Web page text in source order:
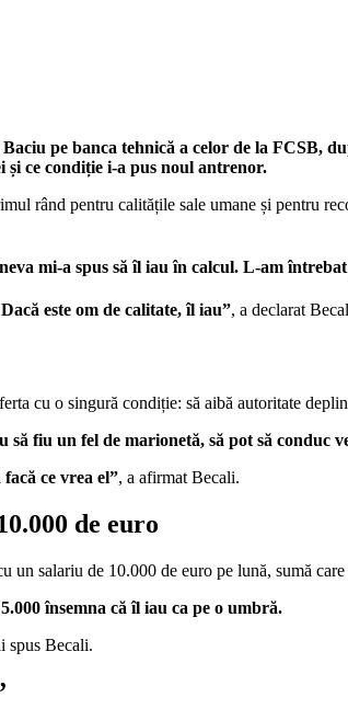
pe banca tehnică a celor de la FCSB,
și ce condiție i-a pus noul antrenor.
rând pentru calitățile sale umane și pentru
mi-a spus să îl iau în calcul. L-am
este om de calitate, îl iau”, a declarat
cu o singură condiție: să aibă autoritate
fiu un fel de marionetă, să pot să conduc
ce vrea el”, a afirmat Becali.
de euro
un salariu de 10.000 de euro pe lună, sumă
însemna că îl iau ca pe o umbră.
spus Becali.